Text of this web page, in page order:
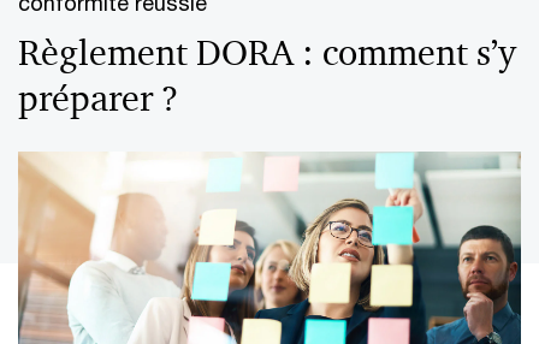
Règlement DORA : comment s’y
préparer ?